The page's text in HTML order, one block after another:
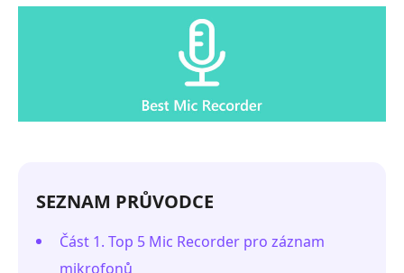
SEZNAM PRŮVODCE
Část 1. Top 5 Mic Recorder pro záznam
mikrofonů